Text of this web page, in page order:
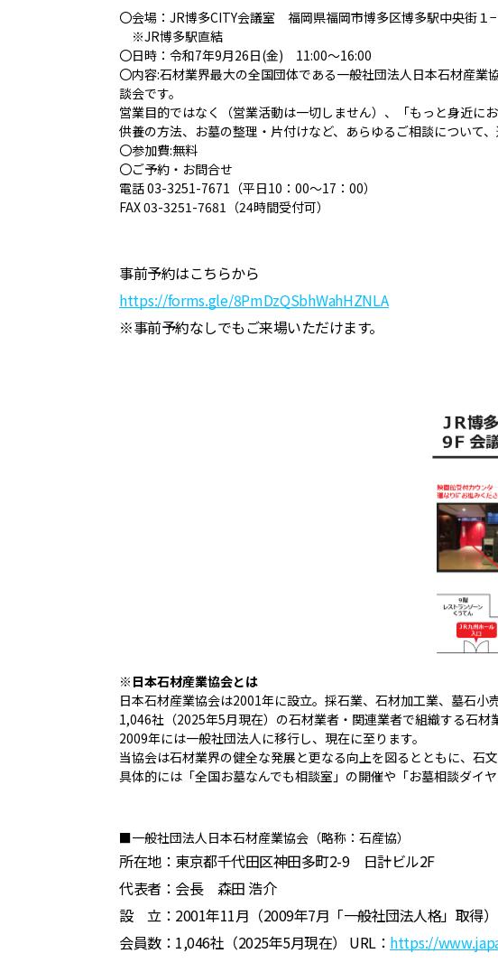
〇会場：JR博多CITY会議室 福岡県福岡市博多区博多駅中央街１
※JR博多駅直結
〇日時：令和7年9月26日(金) 11:00～16:00
〇内容:石材業界最大の全国団体である一般社団法人日本石材産
談会です。
営業目的ではなく（営業活動は一切しません）、「もっと身近に
供養の方法、お墓の整理・片付けなど、あらゆるご相談について
〇参加費:無料
〇ご予約・お問合せ
電話 03-3251-7671（平日10：00～17：00）
FAX 03-3251-7681（24時間受付可）
事前予約はこちらから
https://forms.gle/8PmDzQSbhWahHZNLA
※事前予約なしでもご来場いただけます。
※日本石材産業協会とは
日本石材産業協会は2001年に設立。採石業、石材加工業、墓石
1,046社（2025年5月現在）の石材業者・関連業者で組織する石材
2009年には一般社団法人に移行し、現在に至ります。
当協会は石材業界の健全な発展と更なる向上を図るとともに、石
具体的には「全国お墓なんでも相談室」の開催や「お墓相談ダイ
■一般社団法人日本石材産業協会（略称：石産協）
所在地：東京都千代田区神田多町2-9 日計ビル2F
代表者：会長 森田 浩介
設 立：2001年11月（2009年7月「一般社団法人格」取得）
会員数：1,046社（2025年5月現在） URL： https://